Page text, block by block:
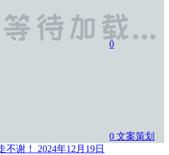
0
0 文案策划
不谢！ 2024年12月19日